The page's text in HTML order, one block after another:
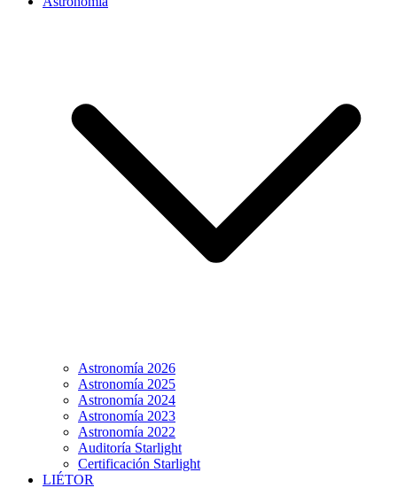
Astronomía 2026
Astronomía 2025
Astronomía 2024
Astronomía 2023
Astronomía 2022
Auditoría Starlight
Certificación Starlight
LIÉTOR